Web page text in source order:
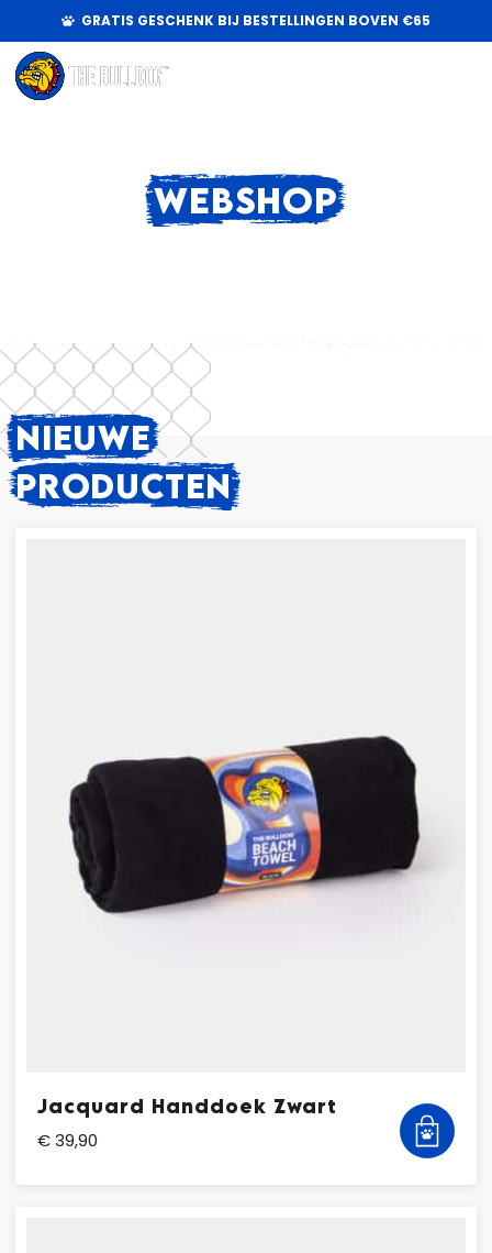
GRATIS GESCHENK BIJ BESTELLINGEN BOVEN €65
WEBSHOP
NIEUWE
PRODUCTEN
Jacquard Handdoek Zwart
€ 39,90